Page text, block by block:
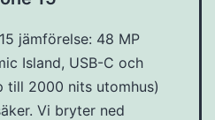
jämförelse: 48 MP
Island, USB-C och
till 2000 nits utomhus)
Vi bryter ned